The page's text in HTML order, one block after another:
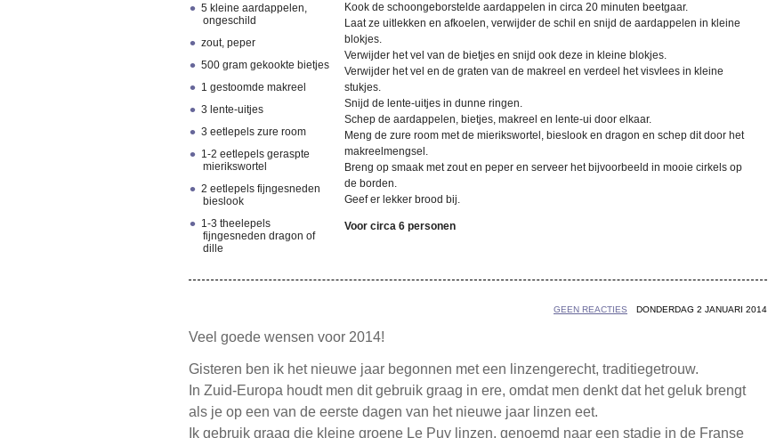
5 kleine aardappelen,
ongeschild
zout, peper
500 gram gekookte bietjes
1 gestoomde makreel
3 lente-uitjes
3 eetlepels zure room
1-2 eetlepels geraspte
mierikswortel
2 eetlepels fijngesneden
bieslook
1-3 theelepels
fijngesneden dragon of
dille
Kook de schoongeborstelde aardappelen in circa 20 minuten beetgaar.
Laat ze uitlekken en afkoelen, verwijder de schil en snijd de aardappelen in kleine
blokjes.
Verwijder het vel van de bietjes en snijd ook deze in kleine blokjes.
Verwijder het vel en de graten van de makreel en verdeel het visvlees in kleine
stukjes.
Snijd de lente-uitjes in dunne ringen.
Schep de aardappelen, bietjes, makreel en lente-ui door elkaar.
Meng de zure room met de mierikswortel, bieslook en dragon en schep dit door het
makreelmengsel.
Breng op smaak met zout en peper en serveer het bijvoorbeeld in mooie cirkels op
de borden.
Geef er lekker brood bij.
Voor circa 6 personen
DONDERDAG 2 JANUARI 2014
GEEN REACTIES
Veel goede wensen voor 2014!
Gisteren ben ik het nieuwe jaar begonnen met een linzengerecht, traditiegetrouw.
In Zuid-Europa houdt men dit gebruik graag in ere, omdat men denkt dat het geluk brengt
als je op een van de eerste dagen van het nieuwe jaar linzen eet.
Ik gebruik graag die kleine groene Le Puy linzen, genoemd naar een stadje in de Franse